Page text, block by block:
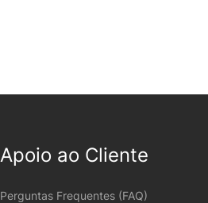
Apoio ao Cliente
Perguntas Frequentes (FAQ)